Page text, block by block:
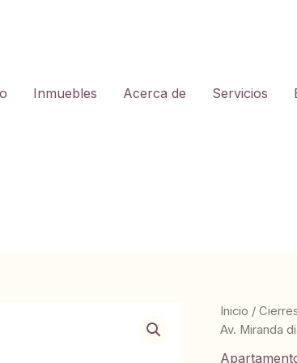
Inmuebles Acerca de Servicios
Inicio /
Av. Miranda